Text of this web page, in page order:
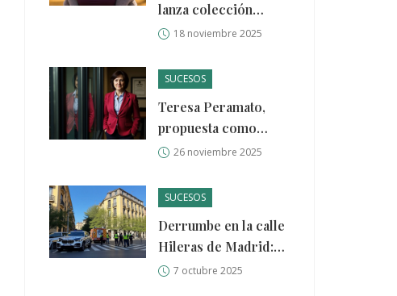
lanza colección
otoño-invierno 2025
chaqueta superviral a
42 euros
18 noviembre 2025
SUCESOS
Teresa Peramato,
propuesta como
nueva fiscal general
García Ortiz por
condena del
Supremo
26 noviembre 2025
SUCESOS
Derrumbe en la calle
Hileras de Madrid:
heridos y cuatro
7 octubre 2025